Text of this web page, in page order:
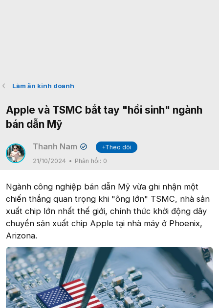
Làm ăn kinh doanh
Apple và TSMC bắt tay "hồi sinh" ngành
bán dẫn Mỹ
Thanh Nam ✔
+Theo dõi
21/10/2024
Phản hồi: 0
Ngành công nghiệp bán dẫn Mỹ vừa ghi nhận một
chiến thắng quan trọng khi "ông lớn" TSMC, nhà sản
xuất chip lớn nhất thế giới, chính thức khởi động dây
chuyền sản xuất chip Apple tại nhà máy ở Phoenix,
Arizona.